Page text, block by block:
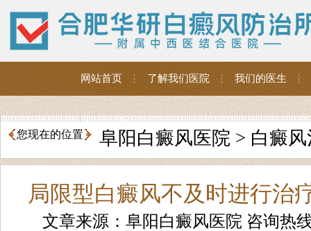
网站首页 了解我们医院 我们的医生
您现在的位置 阜阳白癜风医院 > 白癜
局限型白癜风不及时进行治
文章来源：阜阳白癜风医院 咨询热